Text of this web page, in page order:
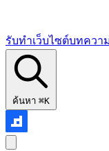
รับทำเว็บไซต์บทความ
ค้นหา ⌘K